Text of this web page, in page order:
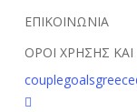
ΕΠΙΚΟΙΝΩΝΙΑ
ΟΡΟΙ ΧΡΗΣΗΣ
facebook